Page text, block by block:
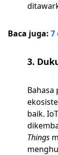
Baca juga: 7
3.
baik.
Things